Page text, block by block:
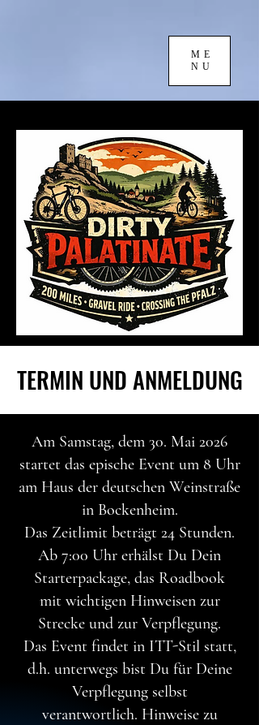
ME
NU
TERMIN UND ANMELDUNG
TERMIN UND ANMELDUNG
Am Samstag, dem 30. Mai 2026
startet das epische Event um 8 Uhr
am Haus der deutschen Weinstraße
in Bockenheim.
Das Zeitlimit beträgt 24 Stunden.
Ab 7:00 Uhr erhälst Du Dein
Starterpackage, das Roadbook
mit wichtigen Hinweisen zur
Strecke und zur Verpflegung.
Das Event findet in ITT-Stil statt,
d.h. unterwegs bist Du für Deine
Verpflegung selbst
verantwortlich. Hinweise zu